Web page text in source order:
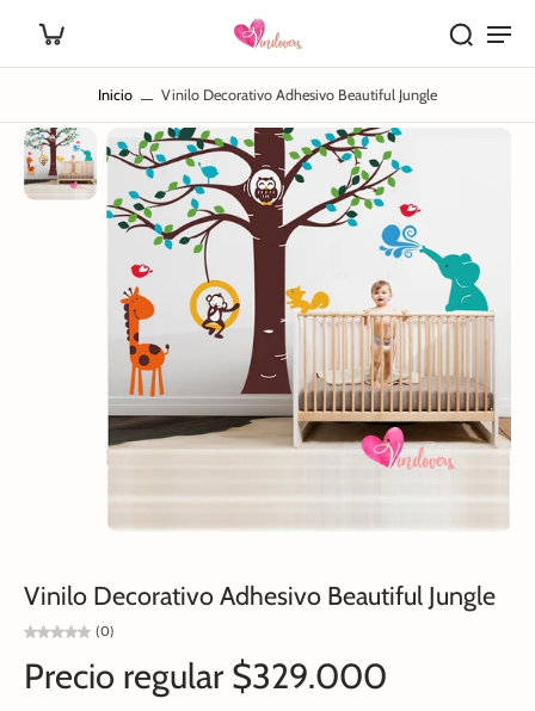
Inicio Vinilo Decorativo Adhesivo Beautiful Jungle
Vinilo Decorativo Adhesivo Beautiful Jungle
(0)
Precio regular $329.000